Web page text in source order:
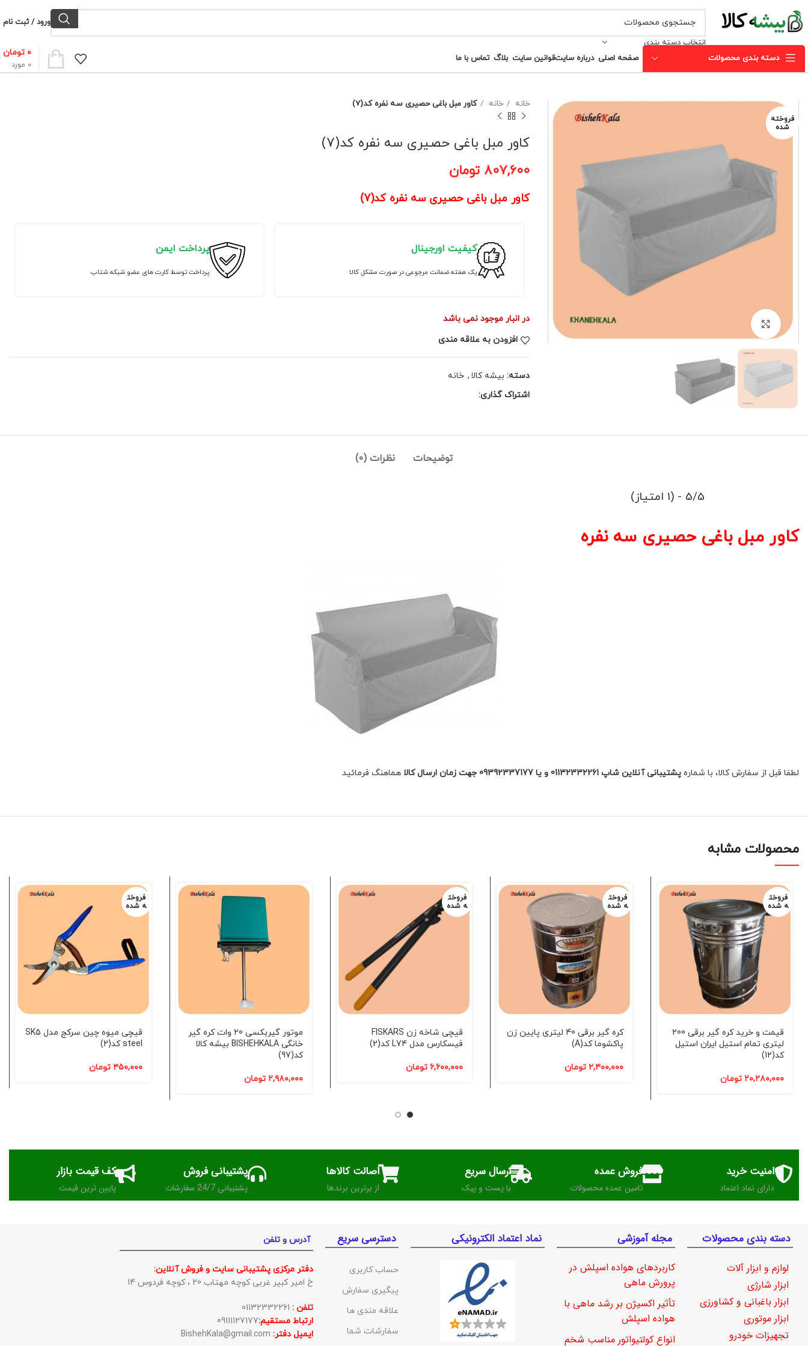
انتخاب دسته بندی
ورود / ثبت نام
دسته بندی محصولات صفحه اصلی درباره سایتقوانین سایت بلاگ تماس با ما
0 مورد
۰ تومان
فروخته
شده
خانه خانه کاور مبل باغی حصیری سه نفره کد(7)
کاور مبل باغی حصیری سه نفره کد(7)
۸۰۷,۶۰۰ تومان
کاور مبل باغی حصیری سه نفره کد(7)
کیفیت اورجینال
یک هفته ضمانت مرجوعی در صورت مشکل کالا
پرداخت ایمن
پرداخت توسط کارت های عضو شبکه شتاب
در انبار موجود نمی باشد
افزودن به علاقه مندی
دسته: بیشه کالا , خانه
اشتراک گذاری:
توضیحات نظرات (0)
5/5 - (1 امتیاز)
کاور مبل باغی حصیری سه نفره
لطفا قبل از سفارش کالا، با شماره پشتیبانی آنلاین شاپ 01132332261 و یا 09392337177 جهت زمان ارسال کالا هماهنگ فرمائید
محصولات مشابه
فروخت
ه شده
قیمت و خرید کره گیر برقی 200
لیتری تمام استیل ایران استیل
کد(12)
۲۰,۲۸۰,۰۰۰ تومان
فروخت
ه شده
کره گیر برقی 40 لیتری پایین زن
پاکشوما کد(A)
۲,۴۰۰,۰۰۰ تومان
فروخت
ه شده
قیچی شاخه زن FISKARS
فیسکارس مدل L74 کد(2)
۶,۶۰۰,۰۰۰ تومان
موتور گیربکسی 20 وات کره گیر
خانگی BISHEHKALA بیشه کالا
کد(97)
۲,۹۸۰,۰۰۰ تومان
فروخت
ه شده
قیچی میوه چین سرکج مدل SK5
steel کد(2)
۴۵۰,۰۰۰ تومان
امنیت خرید
دارای نماد اعتماد
فروش عمده
تامین عمده محصولات
ارسال سریع
با پست و پیک
اصالت کالاها
از برترین برندها
پشتیبانی فروش
پشتیبانی 24/7 سفارشات
کف قیمت بازار
پایین ترین قیمت
دسته بندی محصولات
لوازم و ابزار آلات
ابزار شارژی
ابزار باغبانی و کشاورزی
ابزار موتوری
تجهیزات خودرو
مجله آموزشی
کاربردهای هواده اسپلش در
پرورش ماهی
تأثیر اکسیژن بر رشد ماهی با
هواده اسپلش
انواع کولتیواتور مناسب شخم
نماد اعتماد الکترونیکی دسترسی سریع
حساب کاربری
پیگیری سفارش
علاقه مندی ها
سفارشات شما
آدرس و تلفن
دفتر مرکزی پشتیبانی سایت و فروش آنلاین:
خ امیر کبیر غربی کوچه مهتاب 20 ، کوچه فردوس 14
تلفن :
ارتباط مستقیم:09111127177
ایمیل دفتر: